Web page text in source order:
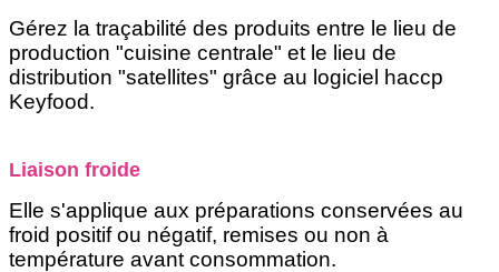
Gérez la traçabilité des produits entre le lieu de
production "cuisine centrale" et le lieu de
distribution "satellites" grâce au logiciel haccp
Keyfood.
Liaison froide
Elle s'applique aux préparations conservées au
froid positif ou négatif, remises ou non à
température avant consommation.